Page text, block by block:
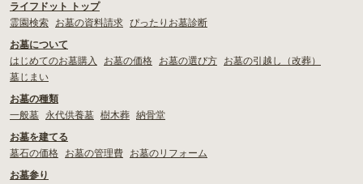
ライフドット トップ
霊園検索
お墓の資料請求 ぴったりお墓診断
お墓について
はじめてのお墓購入
お墓の価格 お墓の選び方
お墓の引越し（改葬）
墓じまい
お墓の種類
一般墓
永代供養墓 樹木葬 納骨堂
お墓を建てる
墓石の価格
お墓の管理費
お墓のリフォーム
お墓参り